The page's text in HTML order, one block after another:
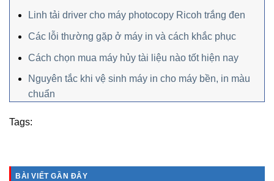
Linh tải driver cho máy photocopy Ricoh trắng đen
Các lỗi thường gặp ở máy in và cách khắc phục
Cách chọn mua máy hủy tài liệu nào tốt hiện nay
Nguyên tắc khi vệ sinh máy in cho máy bền, in màu
chuẩn
Tags:
BÀI VIẾT GẦN ĐÂY